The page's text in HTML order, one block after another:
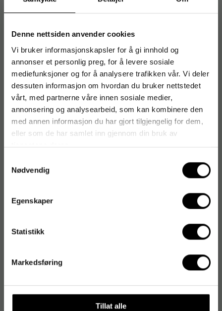
Denne nettsiden anvender cookies
Vi bruker informasjonskapsler for å gi innhold og
annonser et personlig preg, for å levere sosiale
mediefunksjoner og for å analysere trafikken vår. Vi deler
dessuten informasjon om hvordan du bruker nettstedet
vårt, med partnerne våre innen sosiale medier,
annonsering og analysearbeid, som kan kombinere den
med annen informasjon du har gjort tilgjengelig for dem,
eller som de har samlet inn gjennom din bruk av
tjenestene deres.
Nødvendig
Egenskaper
Statistikk
Markedsføring
Tillat alle
Video
Artikkelnummer: 147343
Originalnummer: 8820SV-LY
Produktspesifikasjoner
Monteringstype Skrivebordsmonterbar
Ja